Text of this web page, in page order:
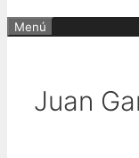
Menú
Juan